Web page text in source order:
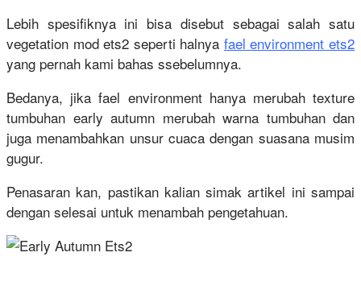
Lebih spesifiknya ini bisa disebut sebagai salah satu
vegetation mod ets2 seperti halnya fael environment ets2
yang pernah kami bahas ssebelumnya.
Bedanya, jika fael environment hanya merubah texture
tumbuhan early autumn merubah warna tumbuhan dan
juga menambahkan unsur cuaca dengan suasana musim
gugur.
Penasaran kan, pastikan kalian simak artikel ini sampai
dengan selesai untuk menambah pengetahuan.